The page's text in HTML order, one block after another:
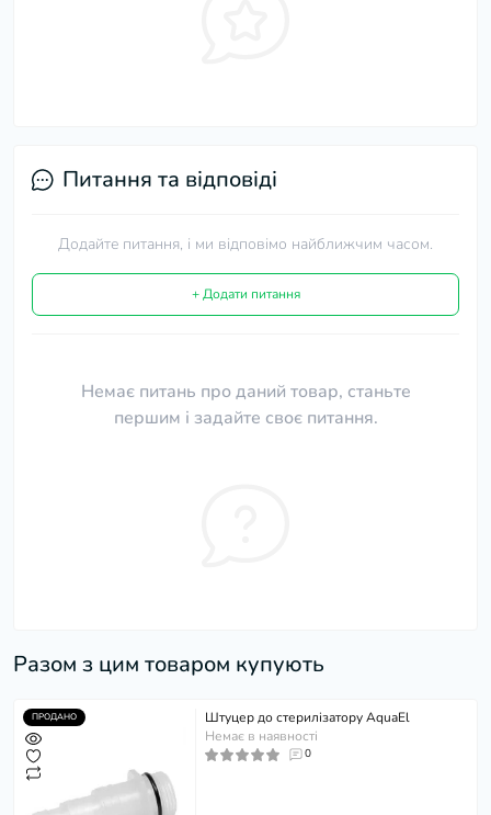
Питання та відповіді
Додайте питання, і ми відповімо найближчим часом.
+ Додати питання
Немає питань про даний товар, станьте
першим і задайте своє питання.
Разом з цим товаром купують
ПРОДАНО
Штуцер до стерилізатору AquaEl
Немає в наявності
0